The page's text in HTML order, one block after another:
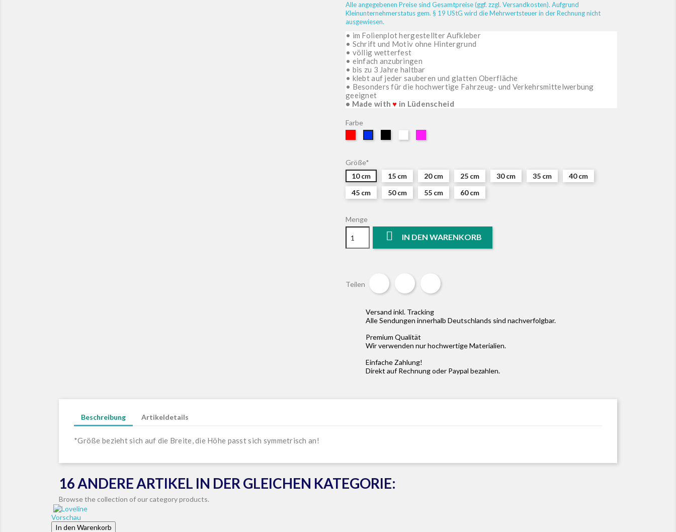
Alle angegebenen Preise sind Gesamtpreise (ggf. zzgl. Versandkosten). Aufgrund
Kleinunternehmerstatus gem. § 19 UStG wird die Mehrwertsteuer in der Rechnung nicht
ausgewiesen.
• im Folienplot hergestellter Aufkleber
• Schrift und Motiv ohne Hintergrund
• völlig wetterfest
• einfach anzubringen
• bis zu 3 Jahre haltbar
• klebt auf jeder sauberen und glatten Oberfläche
• Besonders für die hochwertige Fahrzeug- und Verkehrsmittelwerbung
geeignet
• Made with♥ in Lüdenscheid
Farbe
Größe*
10 cm
15 cm 20 cm 25 cm 30 cm 35 cm
40 cm
45 cm
50 cm 55 cm 60 cm
Menge
 IN DEN WARENKORB
Teilen
Tweet
Versand inkl. Tracking
Alle Sendungen innerhalb Deutschlands sind nachverfolgbar.
Premium Qualität
Wir verwenden nur hochwertige Materialien.
Einfache Zahlung!
Direkt auf Rechnung oder Paypal bezahlen.
Beschreibung Artikeldetails
*Größe bezieht sich auf die Breite, die Höhe passt sich symmetrisch an!
16 ANDERE ARTIKEL IN DER GLEICHEN KATEGORIE:
Browse the collection of our category products.
Vorschau
In den Warenkorb